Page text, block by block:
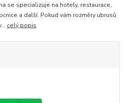
se specializuje na hotely, restaurace,
a další. Pokud vám rozměry ubrusů
celý popis